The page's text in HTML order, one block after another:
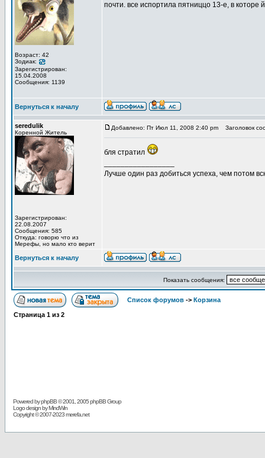
Возраст: 42
Зодиак:
Зарегистрирован:
15.04.2008
Сообщения: 1139
почти. все испортила пятниццо 13-е, в которе
Вернуться к началу
seredulik
Коренной Житель
Зарегистрирован:
22.08.2007
Сообщения: 585
Откуда: говорю что из
Мерефы, но мало кто верит
Добавлено: Пт Июл 11, 2008 2:40 pm Заголовок
бля стратил
Лучше один раз добиться успеха, чем потом
Вернуться к началу
Показать сообщения:
Список форумов -> Корзина
Страница 1 из 2
Powered byphpBB© 2001, 2005 phpBB Group
Logo design by MindWin
Copyright © 2007-2023 merefa.net